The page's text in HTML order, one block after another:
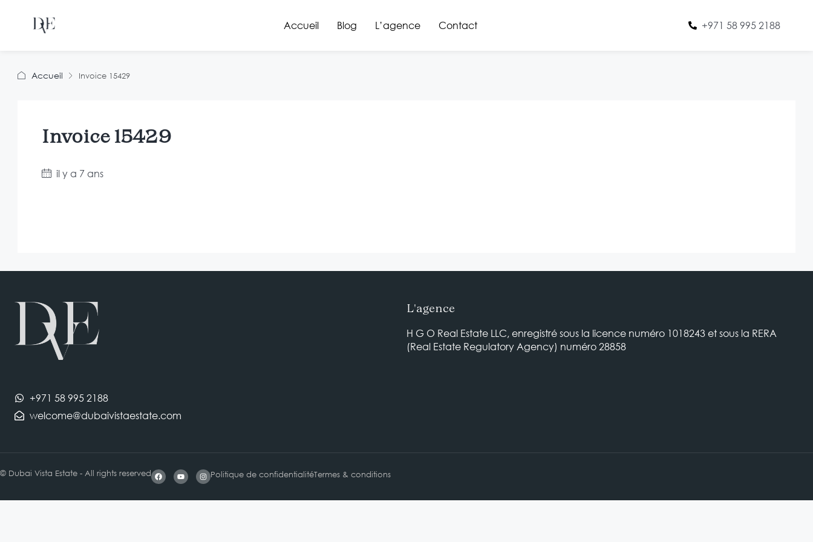
Accueil Blog L’agence Contact +971 58 995 2188
Accueil Invoice 15429
Invoice 15429
il y a 7 ans
+971 58 995 2188
welcome@dubaivistaestate.com
L'agence
H G O Real Estate LLC, enregistré sous la licence numéro 1018243 et sous la RERA
(Real Estate Regulatory Agency) numéro 28858
© Dubai Vista Estate - All rights reserved Politique de confidentialitéTermes & conditions